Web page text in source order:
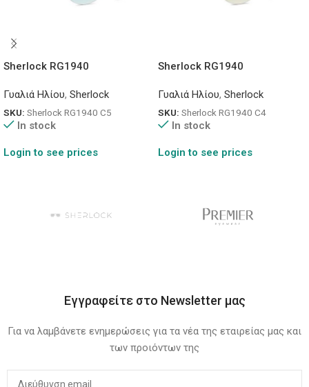
Sherlock RG1940
Γυαλιά Ηλίου, Sherlock
SKU: Sherlock RG1940 C5
In stock
Login to see prices
Sherlock RG1940
Γυαλιά Ηλίου, Sherlock
SKU: Sherlock RG1940 C4
In stock
Login to see prices
Εγγραφείτε στο Newsletter μας
Για να λαμβάνετε ενημερώσεις για τα νέα της εταιρείας μας και
των προιόντων της